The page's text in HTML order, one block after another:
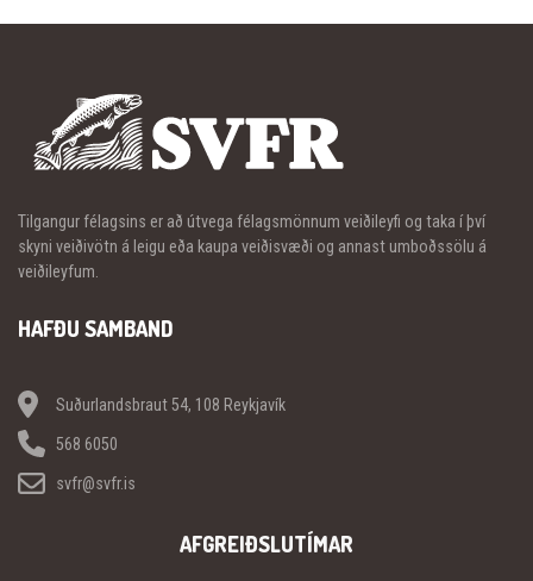
Tilgangur félagsins er að útvega félagsmönnum veiðileyfi og taka í því
skyni veiðivötn á leigu eða kaupa veiðisvæði og annast umboðssölu á
veiðileyfum.
HAFÐU SAMBAND
Suðurlandsbraut 54, 108 Reykjavík
568 6050
svfr@svfr.is
AFGREIÐSLUTÍMAR